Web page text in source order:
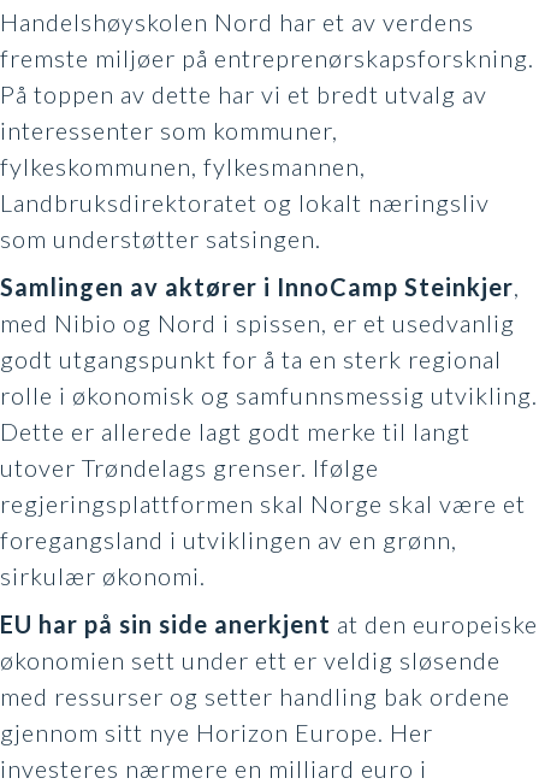
Handelshøyskolen Nord har et av verdens
fremste miljøer på entreprenørskapsforskning.
På toppen av dette har vi et bredt utvalg av
interessenter som kommuner,
fylkeskommunen, fylkesmannen,
Landbruksdirektoratet og lokalt næringsliv
som understøtter satsingen.
Samlingen av aktører i InnoCamp Steinkjer,
med Nibio og Nord i spissen, er et usedvanlig
godt utgangspunkt for å ta en sterk regional
rolle i økonomisk og samfunnsmessig utvikling.
Dette er allerede lagt godt merke til langt
utover Trøndelags grenser. Ifølge
regjeringsplattformen skal Norge skal være et
foregangsland i utviklingen av en grønn,
sirkulær økonomi.
EU har på sin side anerkjent at den europeiske
økonomien sett under ett er veldig sløsende
med ressurser og setter handling bak ordene
gjennom sitt nye Horizon Europe. Her
investeres nærmere en milliard euro i